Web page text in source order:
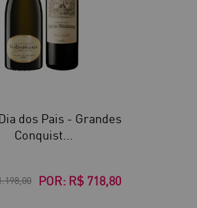
dos Pais - Grandes
Conquist...
POR: R$ 718,80